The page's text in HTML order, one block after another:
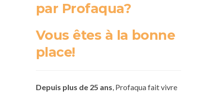
par Profaqua?
Vous êtes à la bonne
place!
Depuis plus de 25 ans, Profaqua fait vivre